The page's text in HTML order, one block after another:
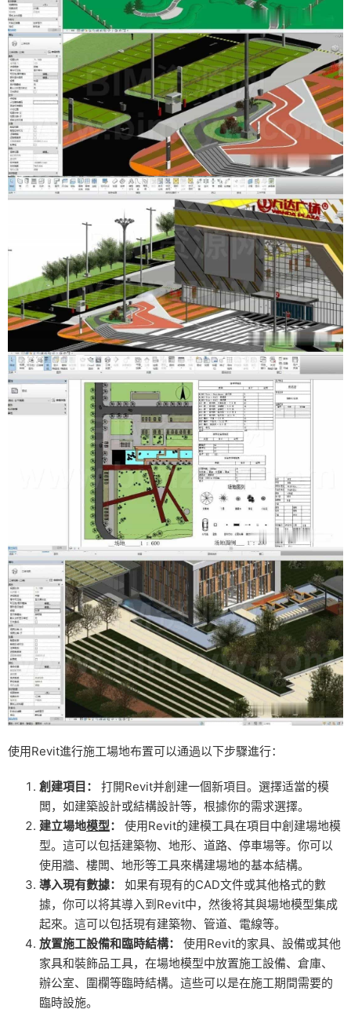
使用Revit進行施工場地布置可以通過以下步驟進行：
創建項目：
打開Revit并創建一個新項目。選擇适當的模
闆，如建築設計或結構設計等，根據你的需求選擇。
建立場地模型：
使用Revit的建模工具在項目中創建場地模
型。這可以包括建築物、地形、道路、停車場等。你可以
使用牆、樓闆、地形等工具來構建場地的基本結構。
導入現有數據：
如果有現有的CAD文件或其他格式的數
據，你可以将其導入到Revit中，然後将其與場地模型集成
起來。這可以包括現有建築物、管道、電線等。
放置施工設備和臨時結構：
使用Revit的家具、設備或其他
家具和裝飾品工具，在場地模型中放置施工設備、倉庫、
辦公室、圍欄等臨時結構。這些可以是在施工期間需要的
臨時設施。